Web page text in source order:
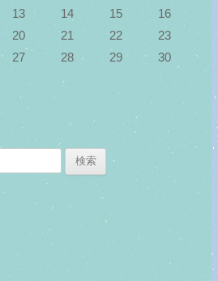
13 14 15
16
20 21 22
23
27 28 29
30